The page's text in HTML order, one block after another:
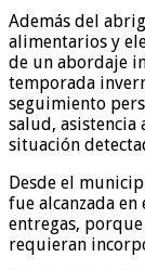
Además del
alimentarios y
de un abordaje
temporada
seguimiento
salud, asistencia
situación
Desde el
fue alcanzada
entregas,
requieran